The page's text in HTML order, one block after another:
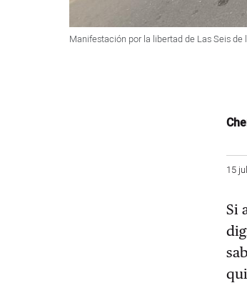
Manifestación por la libertad de Las Seis de
15
Si